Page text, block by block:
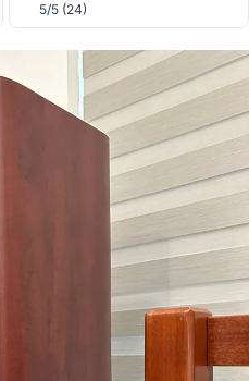
5/5 (24)